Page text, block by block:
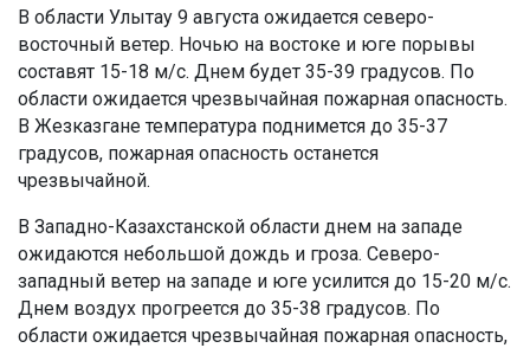
В области Улытау 9 августа ожидается северо-
восточный ветер. Ночью на востоке и юге порывы
составят 15-18 м/с. Днем будет 35-39 градусов. По
области ожидается чрезвычайная пожарная опасность.
В Жезказгане температура поднимется до 35-37
градусов, пожарная опасность останется
чрезвычайной.
В Западно-Казахстанской области днем на западе
ожидаются небольшой дождь и гроза. Северо-
западный ветер на западе и юге усилится до 15-20 м/с.
Днем воздух прогреется до 35-38 градусов. По
области ожидается чрезвычайная пожарная опасность,